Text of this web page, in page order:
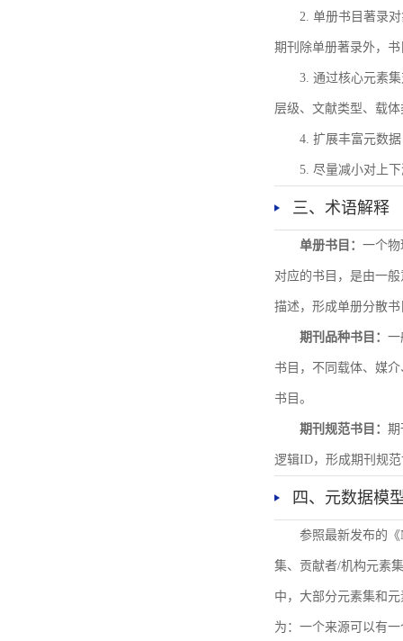
2. 单册书目著录
期刊除单册著录外，
3. 通过核心元素
层级、文献类型、载
4. 扩展丰富元数
5. 尽量减小对上
三、术语解释
单册书目： 一个
对应的书目，是由一
描述，形成单册分散
期刊品种书目： 一
书目，不同载体、媒
书目。
期刊规范书目： 期
逻辑ID，形成期刊规
四、元数据模
参照最新发布的
集、贡献者/机构元素
中，大部分元素集和
为：一个来源可以有